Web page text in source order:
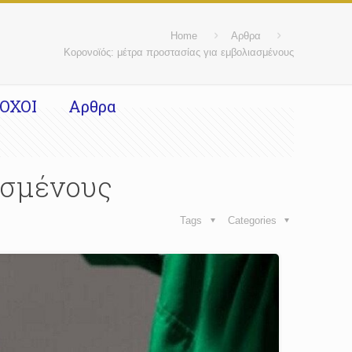
Αρθρα
Home
Αρθρα
Κορονοϊός: μέτρα προστασίας για εμβολιασμένους
Categories
Tags